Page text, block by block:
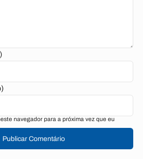
navegador para a próxima vez que eu
Publicar Comentário